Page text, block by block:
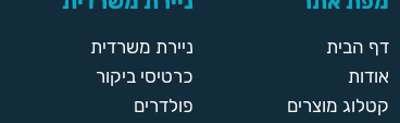
דף הבית
אודות
קטלוג מוצרים
ניירת משרדית
כרטיסי ביקור
פולדרים